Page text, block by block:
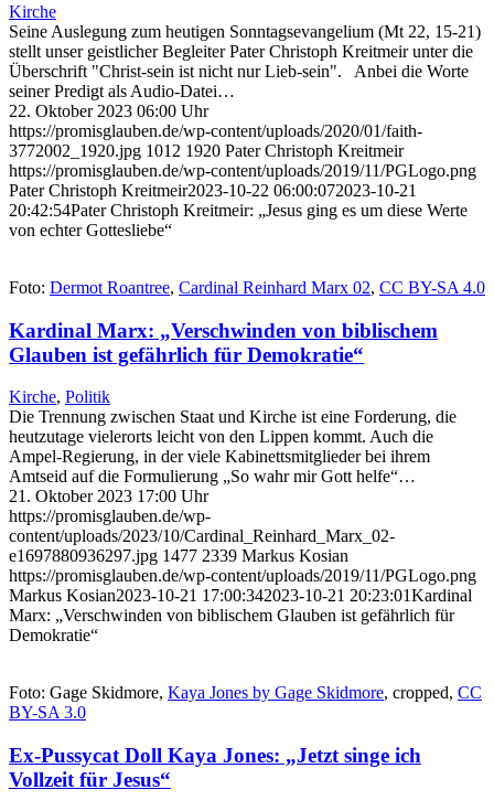
Kirche
Seine Auslegung zum heutigen Sonntagsevangelium (Mt 22, 15-21)
stellt unser geistlicher Begleiter Pater Christoph Kreitmeir unter die
Überschrift "Christ-sein ist nicht nur Lieb-sein". Anbei die Worte
seiner Predigt als Audio-Datei…
22. Oktober 2023 06:00 Uhr
https://promisglauben.de/wp-content/uploads/2020/01/faith-
3772002_1920.jpg 1012 1920 Pater Christoph Kreitmeir
https://promisglauben.de/wp-content/uploads/2019/11/PGLogo.png
Pater Christoph Kreitmeir2023-10-22 06:00:072023-10-21
20:42:54Pater Christoph Kreitmeir: „Jesus ging es um diese Werte
von echter Gottesliebe“
Foto: Dermot Roantree, Cardinal Reinhard Marx 02, CC BY-SA 4.0
Kardinal Marx: „Verschwinden von biblischem
Glauben ist gefährlich für Demokratie“
Kirche, Politik
Die Trennung zwischen Staat und Kirche ist eine Forderung, die
heutzutage vielerorts leicht von den Lippen kommt. Auch die
Ampel-Regierung, in der viele Kabinettsmitglieder bei ihrem
Amtseid auf die Formulierung „So wahr mir Gott helfe“…
21. Oktober 2023 17:00 Uhr
https://promisglauben.de/wp-
content/uploads/2023/10/Cardinal_Reinhard_Marx_02-
e1697880936297.jpg 1477 2339 Markus Kosian
https://promisglauben.de/wp-content/uploads/2019/11/PGLogo.png
Markus Kosian2023-10-21 17:00:342023-10-21 20:23:01Kardinal
Marx: „Verschwinden von biblischem Glauben ist gefährlich für
Demokratie“
Foto: Gage Skidmore, Kaya Jones by Gage Skidmore, cropped, CC
BY-SA 3.0
Ex-Pussycat Doll Kaya Jones: „Jetzt singe ich
Vollzeit für Jesus“